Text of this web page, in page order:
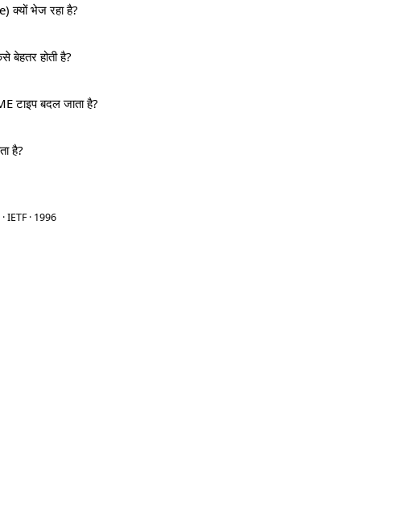
क्यों भेज रहा है?
बेहतर होती है?
टाइप बदल जाता है?
है?
· IETF · 1996